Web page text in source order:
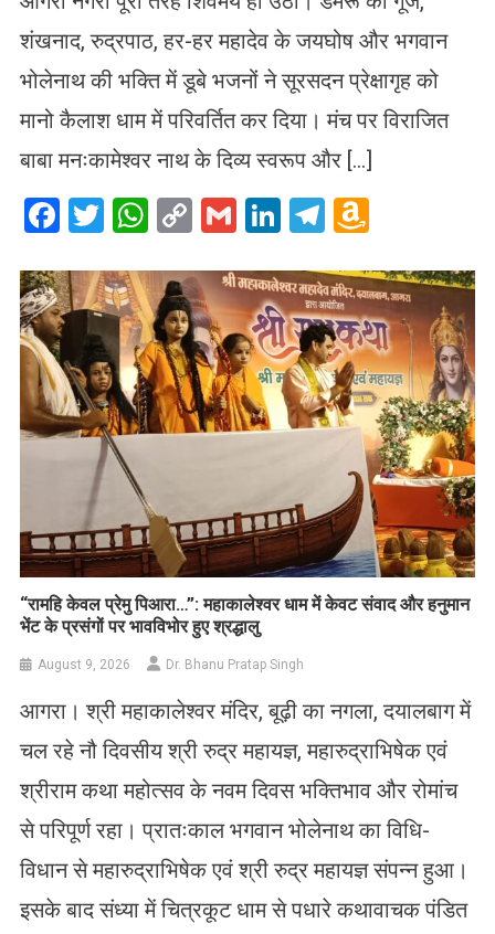
शंखनाद, रुद्रपाठ, हर-हर महादेव के जयघोष और भगवान
भोलेनाथ की भक्ति में डूबे भजनों ने सूरसदन प्रेक्षागृह को
मानो कैलाश धाम में परिवर्तित कर दिया। मंच पर विराजित
बाबा मनःकामेश्वर नाथ के दिव्य स्वरूप और […]
Facebook
Twitter
WhatsApp
CopyGmailLinkedIn
Telegram
List
​“रामहि केवल प्रेमु पिआरा…”: महाकालेश्वर धाम में केवट संवाद और हनुमान
भेंट के प्रसंगों पर भावविभोर हुए श्रद्धालु
August 9, 2026 Dr. Bhanu Pratap Singh
आगरा। श्री महाकालेश्वर मंदिर, बूढ़ी का नगला, दयालबाग में
चल रहे नौ दिवसीय श्री रुद्र महायज्ञ, महारुद्राभिषेक एवं
श्रीराम कथा महोत्सव के नवम दिवस भक्तिभाव और रोमांच
से परिपूर्ण रहा। प्रातःकाल भगवान भोलेनाथ का विधि-
विधान से महारुद्राभिषेक एवं श्री रुद्र महायज्ञ संपन्न हुआ।
इसके बाद संध्या में चित्रकूट धाम से पधारे कथावाचक पंडित